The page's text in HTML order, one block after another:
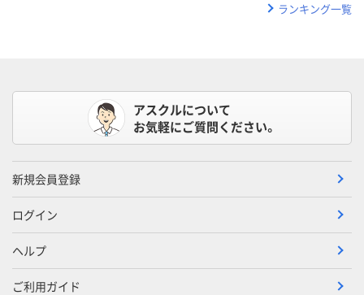
ランキング一覧
アスクルについて
お気軽にご質問ください。
新規会員登録
ログイン
ヘルプ
ご利用ガイド